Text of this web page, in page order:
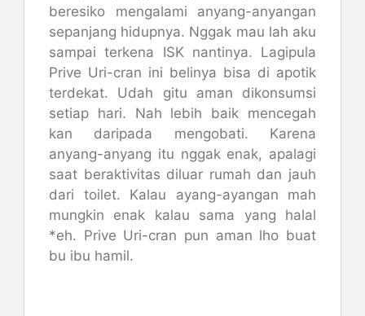
beresiko mengalami anyang-anyangan
sepanjang hidupnya. Nggak mau lah aku
sampai terkena ISK nantinya. Lagipula
Prive Uri-cran ini belinya bisa di apotik
terdekat. Udah gitu aman dikonsumsi
setiap hari. Nah lebih baik mencegah
kan daripada mengobati. Karena
anyang-anyang itu nggak enak, apalagi
saat beraktivitas diluar rumah dan jauh
dari toilet. Kalau ayang-ayangan mah
mungkin enak kalau sama yang halal
*eh. Prive Uri-cran pun aman lho buat
bu ibu hamil.